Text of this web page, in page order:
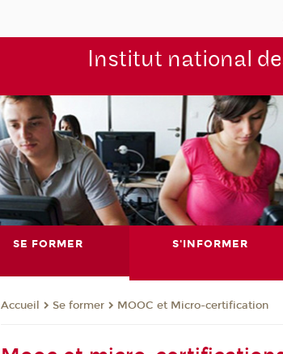
Institut national
SE FORMER S'INFORMER
Accueil Se former MOOC et Micro-certification